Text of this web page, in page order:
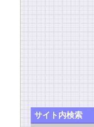
サイト内検索